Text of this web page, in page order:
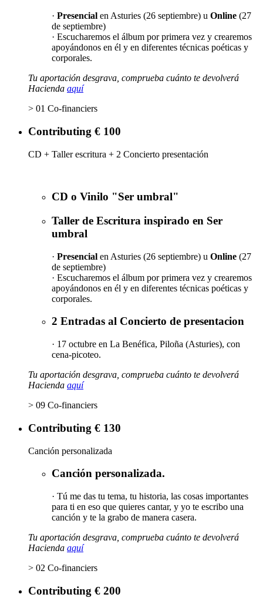
· Presencial en Asturies (26 septiembre) u Online (27
de septiembre)
· Escucharemos el álbum por primera vez y crearemos
apoyándonos en él y en diferentes técnicas poéticas y
corporales.
Tu aportación desgrava, comprueba cuánto te devolverá
Hacienda aquí
> 01 Co-financiers
Contributing € 100
CD + Taller escritura + 2 Concierto presentación
CD o Vinilo "Ser umbral"
Taller de Escritura inspirado en Ser
umbral
· Presencial en Asturies (26 septiembre) u Online (27
de septiembre)
· Escucharemos el álbum por primera vez y crearemos
apoyándonos en él y en diferentes técnicas poéticas y
corporales.
2 Entradas al Concierto de presentacion
· 17 octubre en La Benéfica, Piloña (Asturies), con
cena-picoteo.
Tu aportación desgrava, comprueba cuánto te devolverá
Hacienda aquí
> 09 Co-financiers
Contributing € 130
Canción personalizada
Canción personalizada.
· Tú me das tu tema, tu historia, las cosas importantes
para ti en eso que quieres cantar, y yo te escribo una
canción y te la grabo de manera casera.
Tu aportación desgrava, comprueba cuánto te devolverá
Hacienda aquí
> 02 Co-financiers
Contributing € 200